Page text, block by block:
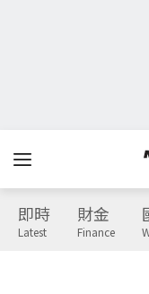
即時
Latest
財金
Finance